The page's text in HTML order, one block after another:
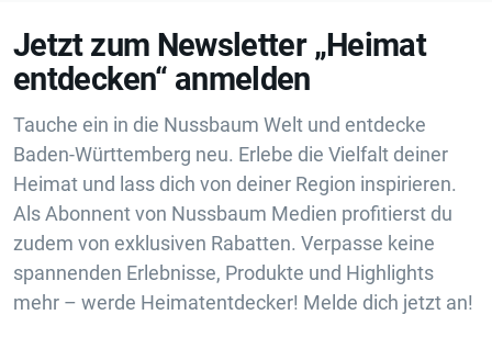
Jetzt zum Newsletter „Heimat
entdecken“ anmelden
Tauche ein in die Nussbaum Welt und entdecke
Baden-Württemberg neu. Erlebe die Vielfalt deiner
Heimat und lass dich von deiner Region inspirieren.
Als Abonnent von Nussbaum Medien profitierst du
zudem von exklusiven Rabatten. Verpasse keine
spannenden Erlebnisse, Produkte und Highlights
mehr – werde Heimatentdecker! Melde dich jetzt an!